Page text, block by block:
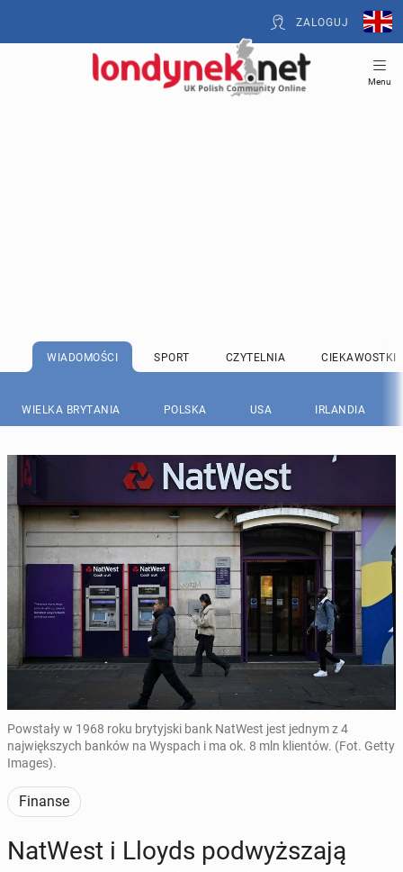
ZALOGUJ
Menu
WIADOMOŚCI SPORT CZYTELNIA CIEKAWOSTKI
WIELKA BRYTANIA POLSKA USA IRLANDIA
Powstały w 1968 roku brytyjski bank NatWest jest jednym z 4
największych banków na Wyspach i ma ok. 8 mln klientów. (Fot. Getty
Images).
Finanse
NatWest i Lloyds pod­wyż­sza­ją